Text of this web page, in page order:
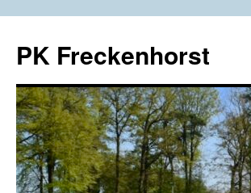
springen
PK Freckenhorst